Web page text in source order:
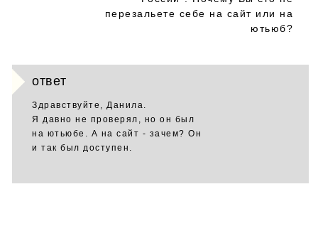
перезальете себе на сайт или на
ютьюб?
ответ
Здравствуйте, Данила.
Я давно не проверял, но он был
на ютьюбе. А на сайт - зачем? Он
и так был доступен.